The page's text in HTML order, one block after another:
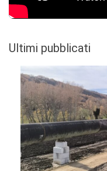
Ultimi pubblicati